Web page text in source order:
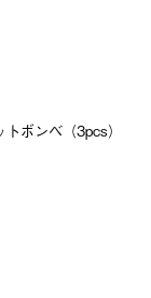
ボンベ（3pcs）